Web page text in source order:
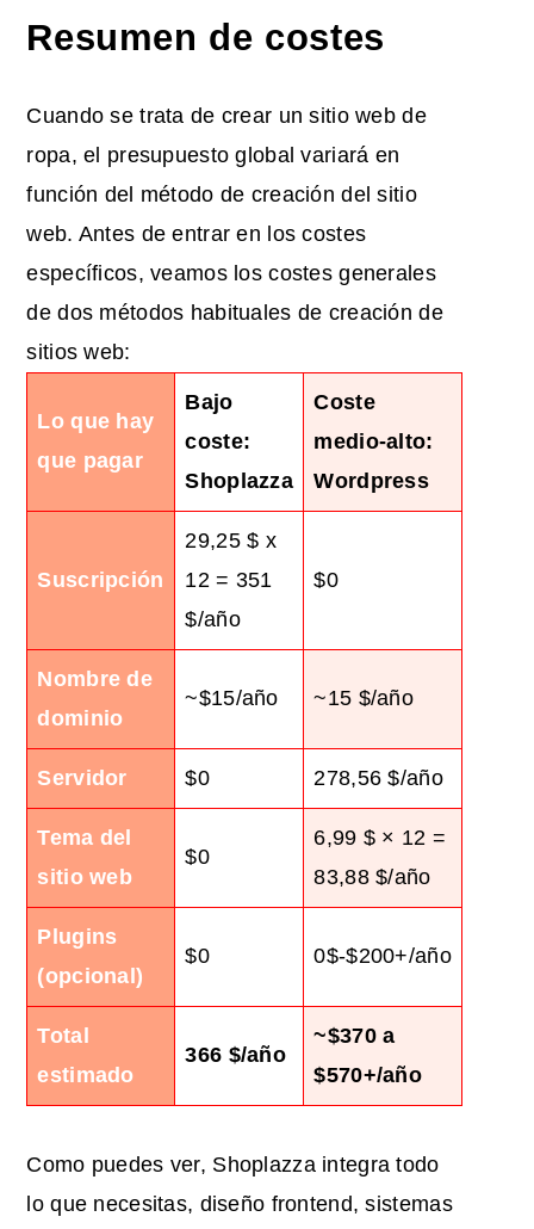
Resumen de costes
Cuando se trata de crear un sitio web de
ropa, el presupuesto global variará en
función del método de creación del sitio
web. Antes de entrar en los costes
específicos, veamos los costes generales
de dos métodos habituales de creación de
sitios web:
Lo que hay
que pagar
Bajo
coste:
Shoplazza
Coste
medio-alto:
Wordpress
Suscripción
29,25 $ x
12 = 351
$/año
$0
Nombre de
dominio
~$15/año ~15 $/año
Servidor $0 278,56 $/año
Tema del
sitio web
$0
6,99 $ × 12 =
83,88 $/año
Plugins
(opcional)
$0 0$-$200+/año
Total
estimado
366 $/año
~$370 a
$570+/año
Como puedes ver, Shoplazza integra todo
lo que necesitas, diseño frontend, sistemas